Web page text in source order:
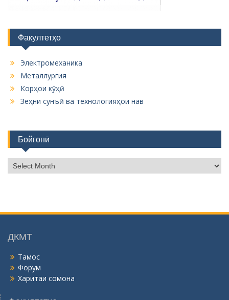
Факултетҳо
Электромеханика
Металлургия
Корҳои кӯҳӣ
Зеҳни сунъӣ ва технологияҳои нав
Бойгонӣ
о
н
ДКМТ
Тамос
Форум
Харитаи сомона